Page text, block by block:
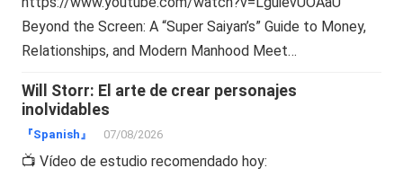
Beyond the Screen: A “Super Saiyan’s” Guide to Money,
Relationships, and Modern Manhood Meet…
Will Storr: El arte de crear personajes
inolvidables
『Spanish』 07/08/2026
📺 Vídeo de estudio recomendado hoy: